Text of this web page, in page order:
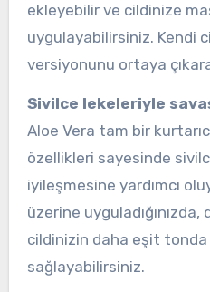
ekleyebilir ve cildinize
uygulayabilirsiniz. Kendi
versiyonunu ortaya
Sivilce lekeleriyle
Aloe Vera tam bir
özellikleri sayesinde
iyileşmesine yardımcı
üzerine uyguladığınızda,
cildinizin daha eşit
sağlayabilirsiniz.